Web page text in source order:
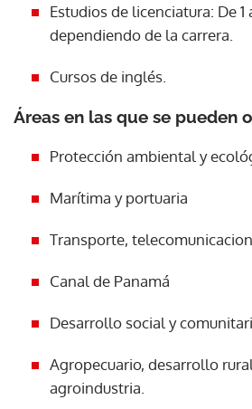
Estudios de licenciatura: De 1
dependiendo de la carrera.
Cursos de inglés.
Áreas en las que se pueden
Protección ambiental y
Marítima y portuaria
Transporte,
Canal de Panamá
Desarrollo social y
Agropecuario, desarrollo
agroindustria.